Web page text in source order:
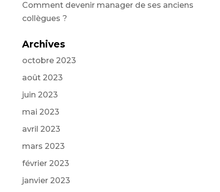
Comment devenir manager de ses anciens
collègues ?
Archives
octobre 2023
août 2023
juin 2023
mai 2023
avril 2023
mars 2023
février 2023
janvier 2023